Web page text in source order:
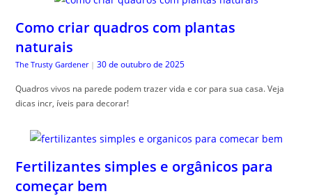
Como criar quadros com plantas
naturais
The Trusty Gardener | 30 de outubro de 2025
Quadros vivos na parede podem trazer vida e cor para sua casa. Veja
dicas incr, íveis para decorar!
Fertilizantes simples e orgânicos para
começar bem